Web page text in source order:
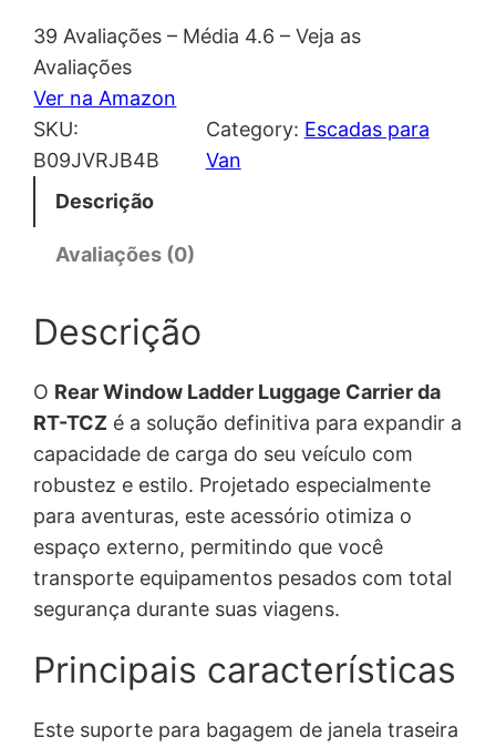
39 Avaliações – Média 4.6 – Veja as
Avaliações
Ver na Amazon
SKU:
B09JVRJB4B
Category: Escadas para
Van
Descrição
Avaliações (0)
Descrição
O Rear Window Ladder Luggage Carrier da
RT-TCZ é a solução definitiva para expandir a
capacidade de carga do seu veículo com
robustez e estilo. Projetado especialmente
para aventuras, este acessório otimiza o
espaço externo, permitindo que você
transporte equipamentos pesados com total
segurança durante suas viagens.
Principais características
Este suporte para bagagem de janela traseira